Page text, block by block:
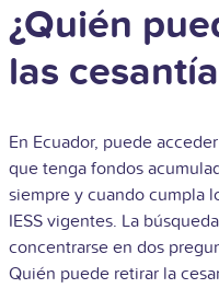
¿Quién
las
En Ecuador, puede
que tenga fondos
siempre y cuando cumpla
IESS vigentes. La
concentrarse en dos
Quién puede retirar la